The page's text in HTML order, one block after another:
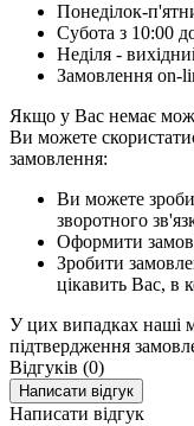
Понеділок-
Субота з 10:00
Неділя -
Замовлення on-
Якщо у Вас немає
Ви можете
замовлення:
Ви можете
зворотного
Оформити
Зробити
цікавить Вас, в
У цих випадках наші
підтвердження
Відгуків (0)
Написати відгук
Написати відгук